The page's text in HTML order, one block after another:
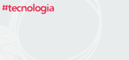
#tecnologia